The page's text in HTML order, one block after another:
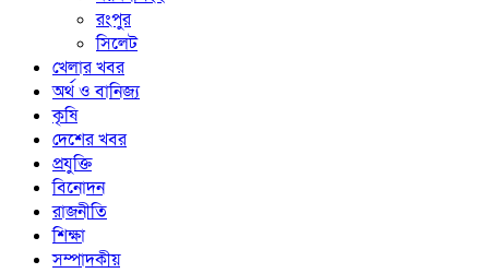
রংপুর
সিলেট
খেলার খবর
অর্থ ও বানিজ্য
কৃষি
দেশের খবর
প্রযুক্তি
বিনোদন
রাজনীতি
শিক্ষা
সম্পাদকীয়